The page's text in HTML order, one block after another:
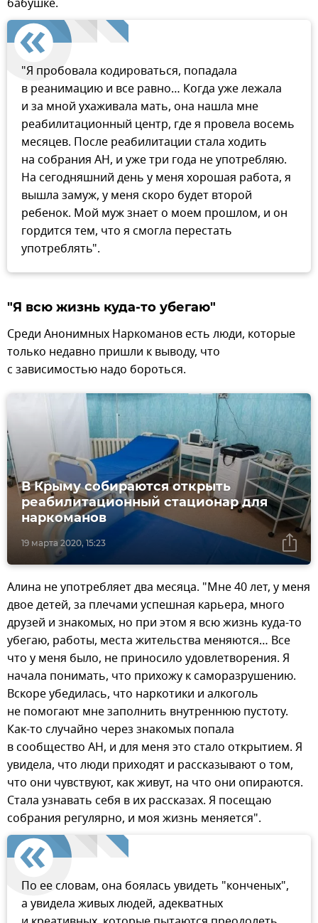
бабушке.
"Я пробовала кодироваться, попадала
в реанимацию и все равно… Когда уже лежала
и за мной ухаживала мать, она нашла мне
реабилитационный центр, где я провела восемь
месяцев. После реабилитации стала ходить
на собрания АН, и уже три года не употребляю.
На сегодняшний день у меня хорошая работа, я
вышла замуж, у меня скоро будет второй
ребенок. Мой муж знает о моем прошлом, и он
гордится тем, что я смогла перестать
употреблять".
"Я всю жизнь куда-то убегаю"
Среди Анонимных Наркоманов есть люди, которые
только недавно пришли к выводу, что
с зависимостью надо бороться.
19 марта 2020, 15:23
В Крыму собираются открыть
реабилитационный стационар для
наркоманов
Алина не употребляет два месяца. "Мне 40 лет, у меня
двое детей, за плечами успешная карьера, много
друзей и знакомых, но при этом я всю жизнь куда-то
убегаю, работы, места жительства меняются… Все
что у меня было, не приносило удовлетворения. Я
начала понимать, что прихожу к саморазрушению.
Вскоре убедилась, что наркотики и алкоголь
не помогают мне заполнить внутреннюю пустоту.
Как-то случайно через знакомых попала
в сообщество АН, и для меня это стало открытием. Я
увидела, что люди приходят и рассказывают о том,
что они чувствуют, как живут, на что они опираются.
Стала узнавать себя в их рассказах. Я посещаю
собрания регулярно, и моя жизнь меняется".
По ее словам, она боялась увидеть "конченых",
а увидела живых людей, адекватных